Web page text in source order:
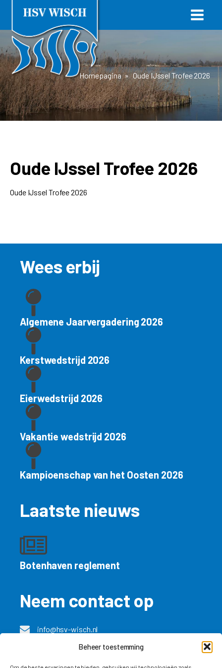
Beheer toestemming
Homepagina » Oude IJssel Trofee 2026
Oude IJssel Trofee 2026
Oude IJssel Trofee 2026
Wees erbij
Algemene Jaarvergadering 2026
Kerstwedstrijd 2026
Eierwedstrijd 2026
Vakantie wedstrijd 2026
Kampioenschap van het Oosten 2026
Laatste nieuws
Botenhaven reglement
Neem contact op
info@hsv-wisch.nl